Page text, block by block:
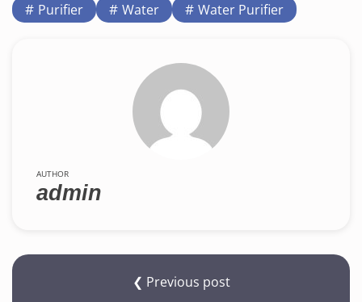
Purifier Water Water Purifier
AUTHOR
admin
❮ Previous post